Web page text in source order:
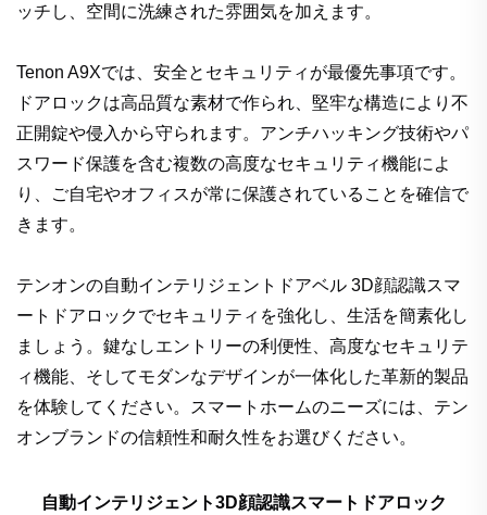
ッチし、空間に洗練された雰囲気を加えます。
Tenon A9Xでは、安全とセキュリティが最優先事項です。
ドアロックは高品質な素材で作られ、堅牢な構造により不
正開錠や侵入から守られます。アンチハッキング技術やパ
スワード保護を含む複数の高度なセキュリティ機能によ
り、ご自宅やオフィスが常に保護されていることを確信で
きます。
テンオンの自動インテリジェントドアベル 3D顔認識スマ
ートドアロックでセキュリティを強化し、生活を簡素化し
ましょう。鍵なしエントリーの利便性、高度なセキュリテ
ィ機能、そしてモダンなデザインが一体化した革新的製品
を体験してください。スマートホームのニーズには、テン
オンブランドの信頼性和耐久性をお選びください。
自動インテリジェント3D顔認識スマートドアロック